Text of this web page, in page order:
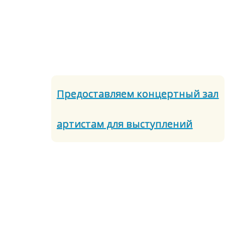
Предоставляем концертный зал
артистам для выступлений